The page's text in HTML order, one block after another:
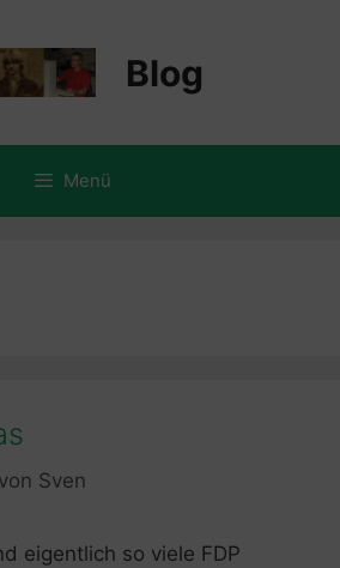
Blog
Menü
von Sven
eigentlich so viele FDP